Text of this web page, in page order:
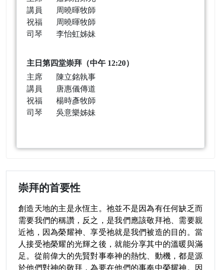
講員
周曉暉牧師
祝福
周曉暉牧師
司琴
李怡虹姊妹
主日第四堂崇拜（中午 12:20）
主席
陳立銘執事
講員
唐惠儀傳道
祝福
楊時彥牧師
司琴
吳意樂姊妹
崇拜的首要性
創造天地的主是永恆主。祂並不是因為有任何缺乏而
需要我們的稱讚，反之，是我們應該敬拜祂、需要親
近祂，因為榮耀神、享受祂就是我們被造的目的。當
人接受祂榮耀的光輝之後，就能分享其中的溫暖與滿
足。從前偉大的先賢對事奉神的熱忱、動機，都是源
於他們對神的敬拜，為要在他們的事奉中榮耀神。因